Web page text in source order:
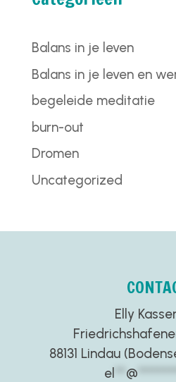
Balans in je leven
Balans in je leven en
begeleide meditatie
burn-out
Dromen
Uncategorized
Elly
88131 Lindau
el
@